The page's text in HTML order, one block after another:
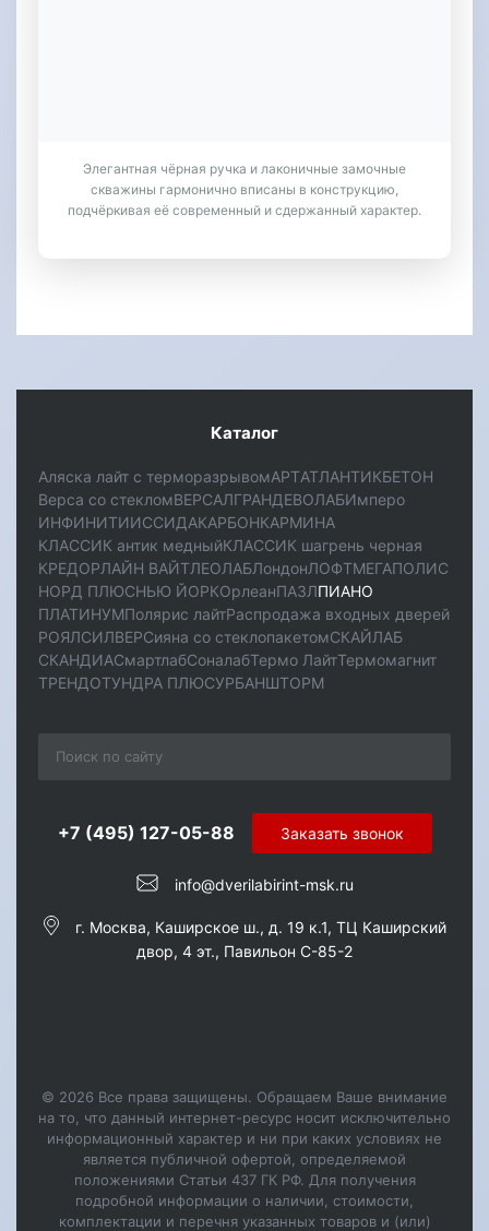
Элегантная чёрная ручка и лаконичные замочные
скважины гармонично вписаны в конструкцию,
подчёркивая её современный и сдержанный характер.
Каталог
Аляска лайт с терморазрывомАРТАТЛАНТИКБЕТОН
Верса со стекломВЕРСАЛГРАНДЕВОЛАБИмперо
ИНФИНИТИИССИДАКАРБОНКАРМИНА
КЛАССИК антик медныйКЛАССИК шагрень черная
КРЕДОРЛАЙН ВАЙТЛЕОЛАБЛондонЛОФТМЕГАПОЛИС
НОРД ПЛЮСНЬЮ ЙОРКОрлеанПАЗЛПИАНО
ПЛАТИНУМПолярис лайтРаспродажа входных дверей
РОЯЛСИЛВЕРСияна со стеклопакетомСКАЙЛАБ
СКАНДИAСмартлабСоналабТермо ЛайтТермомагнит
ТРЕНДОТУНДРА ПЛЮСУРБАНШТОРМ
+7 (495) 127-05-88‬
info@dverilabirint-msk.ru
Заказать звонок
г. Москва, Каширское ш., д. 19 к.1, ТЦ Каширский
двор, 4 эт., Павильон C-85-2
© 2026 Все права защищены. Обращаем Ваше внимание
на то, что данный интернет-ресурс носит исключительно
информационный характер и ни при каких условиях не
является публичной офертой, определяемой
положениями Статьи 437 ГК РФ. Для получения
подробной информации о наличии, стоимости,
комплектации и перечня указанных товаров и (или)